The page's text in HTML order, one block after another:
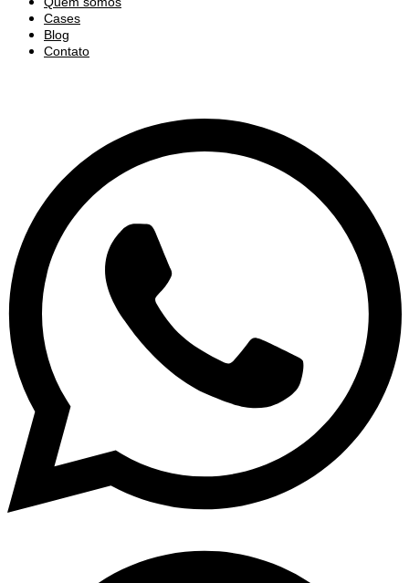
Cases
Blog
Contato